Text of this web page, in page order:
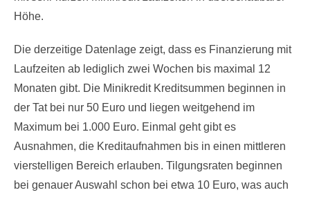
Höhe.
Die derzeitige Datenlage zeigt, dass es Finanzierung mit
Laufzeiten ab lediglich zwei Wochen bis maximal 12
Monaten gibt. Die Minikredit Kreditsummen beginnen in
der Tat bei nur 50 Euro und liegen weitgehend im
Maximum bei 1.000 Euro. Einmal geht gibt es
Ausnahmen, die Kreditaufnahmen bis in einen mittleren
vierstelligen Bereich erlauben. Tilgungsraten beginnen
bei genauer Auswahl schon bei etwa 10 Euro, was auch